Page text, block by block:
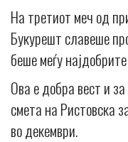
На третиот меч од
Букурешт славеше
беше меѓу
Ова е добра вест и
смета на Ристовска
во декември.